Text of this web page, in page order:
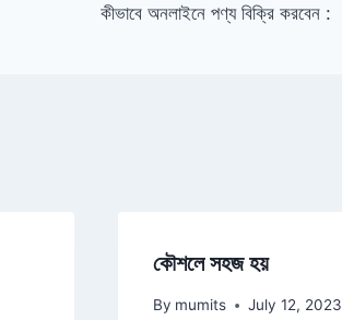
কীভাবে অনলাইনে পণ্য বিক্রি করবেন :
কৌশলে সহজ হয়
By mumits July 12, 2023